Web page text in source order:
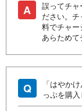
A
誤ってチャ
ださい。
料でチャー
あらためて
Q
「はやか
っぷを購